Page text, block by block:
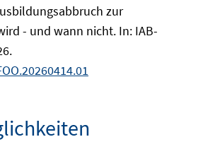
zur
- und wann nicht. In: IAB-